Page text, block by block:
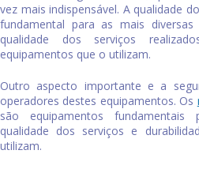
vez mais indispensável. A qualidade
fundamental para as mais diversas
qualidade dos serviços
equipamentos que o utilizam.
Outro aspecto importante e a
operadores destes equipamentos. Os
são equipamentos
qualidade dos serviços e
utilizam.